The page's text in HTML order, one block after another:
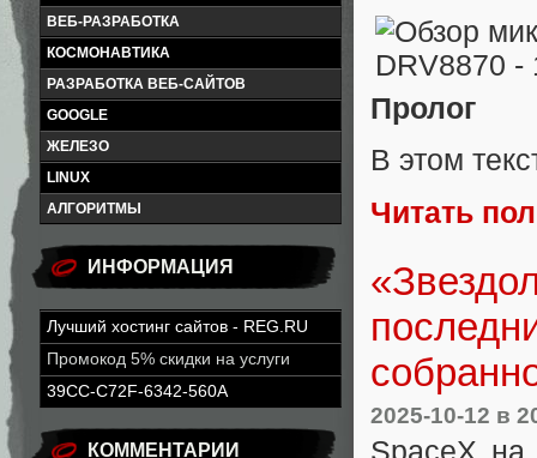
ВЕБ-РАЗРАБОТКА
КОСМОНАВТИКА
РАЗРАБОТКА ВЕБ-САЙТОВ
GOOGLE
ЖЕЛЕЗО
LINUX
АЛГОРИТМЫ
ИНФОРМАЦИЯ
Лучший хостинг сайтов - REG.RU
Промокод 5% скидки на услуги
39CC-C72F-6342-560A
КОММЕНТАРИИ
Пролог
В этом
Читать
2025-10-12 в